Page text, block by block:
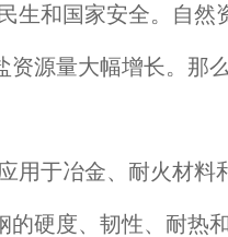
国家安全。自然
源量大幅增长。
于冶金、耐火材料
硬度、韧性、耐